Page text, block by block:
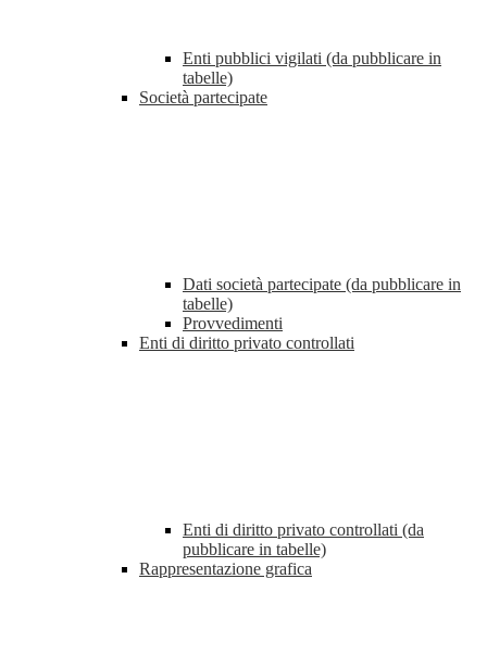
Enti pubblici vigilati (da pubblicare in
tabelle)
Società partecipate
Dati società partecipate (da pubblicare in
tabelle)
Provvedimenti
Enti di diritto privato controllati
Enti di diritto privato controllati (da
pubblicare in tabelle)
Rappresentazione grafica